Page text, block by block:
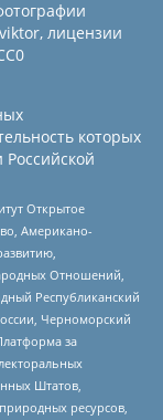
лицензии
которых
Открытое
Американо-
Отношений,
Республиканский
Черноморский
за
Штатов,
ресурсов,